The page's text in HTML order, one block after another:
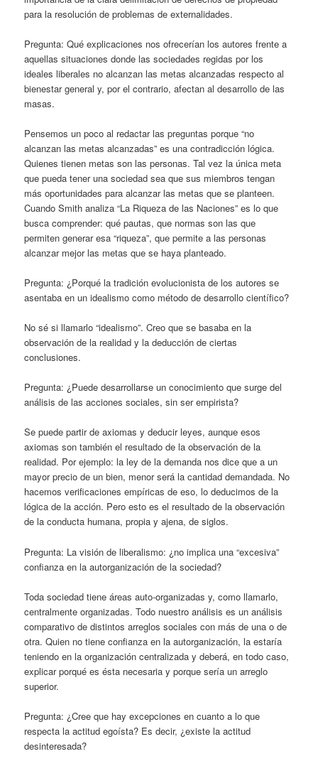
para la resolución de problemas de externalidades.
Pregunta: Qué explicaciones nos ofrecerían los autores frente a
aquellas situaciones donde las sociedades regidas por los
ideales liberales no alcanzan las metas alcanzadas respecto al
bienestar general y, por el contrario, afectan al desarrollo de las
masas.
Pensemos un poco al redactar las preguntas porque “no
alcanzan las metas alcanzadas” es una contradicción lógica.
Quienes tienen metas son las personas. Tal vez la única meta
que pueda tener una sociedad sea que sus miembros tengan
más oportunidades para alcanzar las metas que se planteen.
Cuando Smith analiza “La Riqueza de las Naciones” es lo que
busca comprender: qué pautas, que normas son las que
permiten generar esa “riqueza”, que permite a las personas
alcanzar mejor las metas que se haya planteado.
Pregunta: ¿Porqué la tradición evolucionista de los autores se
asentaba en un idealismo como método de desarrollo científico?
No sé si llamarlo “idealismo”. Creo que se basaba en la
observación de la realidad y la deducción de ciertas
conclusiones.
Pregunta: ¿Puede desarrollarse un conocimiento que surge del
análisis de las acciones sociales, sin ser empirista?
Se puede partir de axiomas y deducir leyes, aunque esos
axiomas son también el resultado de la observación de la
realidad. Por ejemplo: la ley de la demanda nos dice que a un
mayor precio de un bien, menor será la cantidad demandada. No
hacemos verificaciones empíricas de eso, lo deducimos de la
lógica de la acción. Pero esto es el resultado de la observación
de la conducta humana, propia y ajena, de siglos.
Pregunta: La visión de liberalismo: ¿no implica una “excesiva”
confianza en la autorganización de la sociedad?
Toda sociedad tiene áreas auto-organizadas y, como llamarlo,
centralmente organizadas. Todo nuestro análisis es un análisis
comparativo de distintos arreglos sociales con más de una o de
otra. Quien no tiene confianza en la autorganización, la estaría
teniendo en la organización centralizada y deberá, en todo caso,
explicar porqué es ésta necesaria y porque sería un arreglo
superior.
Pregunta: ¿Cree que hay excepciones en cuanto a lo que
respecta la actitud egoísta? Es decir, ¿existe la actitud
desinteresada?